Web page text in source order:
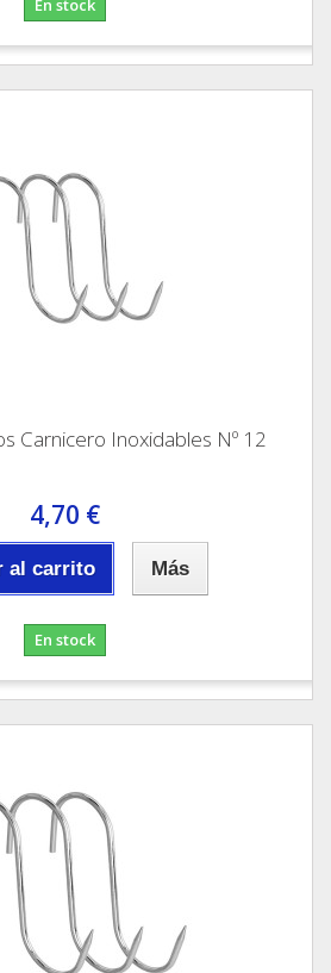
Carnicero Inoxidables Nº 12
4,70 €
al carrito Más
En stock